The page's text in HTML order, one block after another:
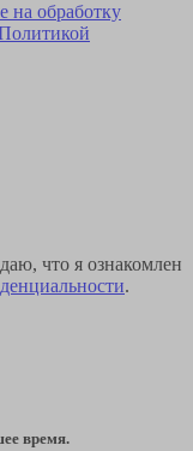
на обработку
что я ознакомлен
.
время.